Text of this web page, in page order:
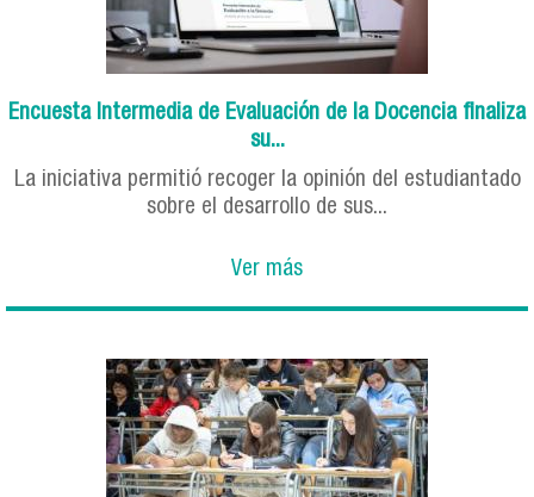
Encuesta Intermedia de Evaluación de la Docencia finaliza
su...
La iniciativa permitió recoger la opinión del estudiantado
sobre el desarrollo de sus...
Ver más